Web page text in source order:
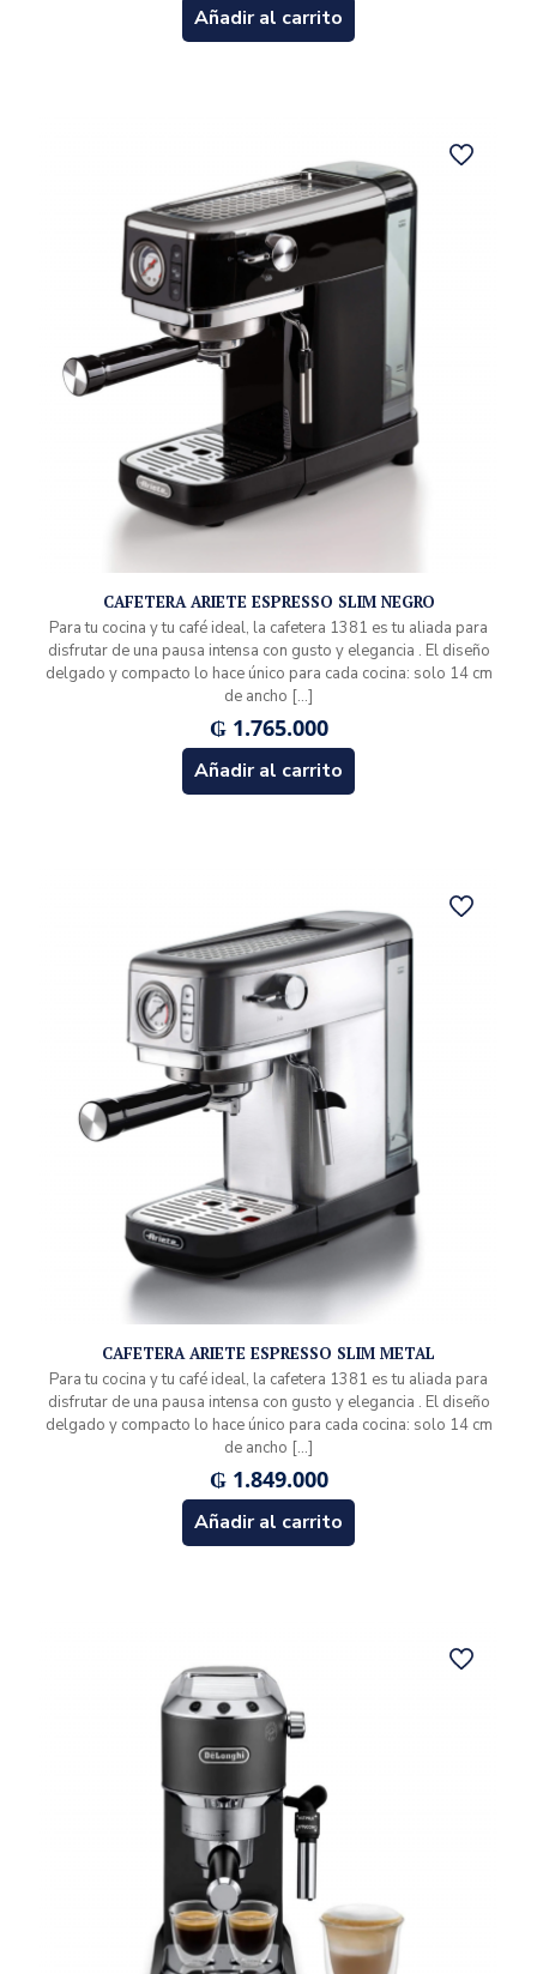
Añadir al carrito
CAFETERA ARIETE ESPRESSO SLIM NEGRO
Para tu cocina y tu café ideal, la cafetera 1381 es tu aliada para
disfrutar de una pausa intensa con gusto y elegancia . El diseño
delgado y compacto lo hace único para cada cocina: solo 14 cm
de ancho […]
₲1.765.000
Añadir al carrito
CAFETERA ARIETE ESPRESSO SLIM METAL
Para tu cocina y tu café ideal, la cafetera 1381 es tu aliada para
disfrutar de una pausa intensa con gusto y elegancia . El diseño
delgado y compacto lo hace único para cada cocina: solo 14 cm
de ancho […]
₲1.849.000
Añadir al carrito